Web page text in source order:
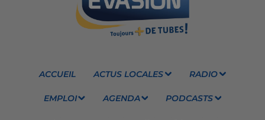
ACCUEIL ACTUS LOCALES RADIO
EMPLOI AGENDA PODCASTS